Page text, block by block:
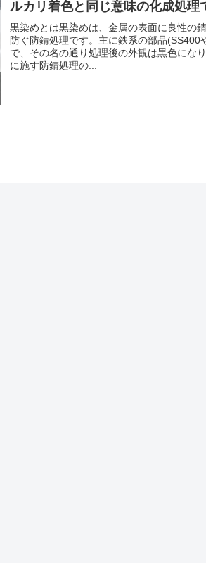
ルカリ着色と同じ意味の化成処理
黒染めとは黒染めは、金属の表面に良性の
防ぐ防錆処理です。主に鉄系の部品(SS400
で、その名の通り処理後の外観は黒色にな
に施す防錆処理の...